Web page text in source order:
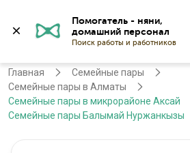
Помогатель - няни,
Поиск работы и работников
Алматы
Главная
Семейные пары
Семейные пары в Алматы
Семейные пары в микрорайоне Аксай
Семейные пары Балымай Нуржанкызы